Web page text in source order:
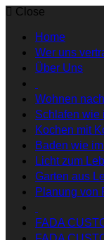
Close
Home
Wer uns
Über Uns
Wohnen
Schlafen wie
Kochen mit
Baden wie
Licht zum
Garten aus
Planung von
FADA